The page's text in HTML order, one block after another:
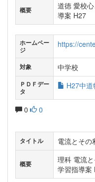
概要
道徳 愛校
導案 H27
ホームペー
ジ
https://
対象 中学校
ＰＤＦデー
タ
H27中
0 0
タイトル 電流とその
概要
理科 電流
学習指導案